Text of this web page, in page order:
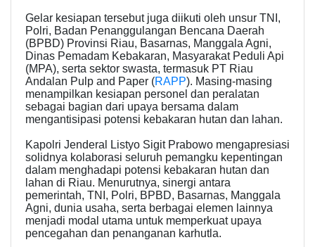
Gelar kesiapan tersebut juga diikuti oleh unsur TNI,
Polri, Badan Penanggulangan Bencana Daerah
(BPBD) Provinsi Riau, Basarnas, Manggala Agni,
Dinas Pemadam Kebakaran, Masyarakat Peduli Api
(MPA), serta sektor swasta, termasuk PT Riau
Andalan Pulp and Paper (RAPP). Masing-masing
menampilkan kesiapan personel dan peralatan
sebagai bagian dari upaya bersama dalam
mengantisipasi potensi kebakaran hutan dan lahan.
Kapolri Jenderal Listyo Sigit Prabowo mengapresiasi
solidnya kolaborasi seluruh pemangku kepentingan
dalam menghadapi potensi kebakaran hutan dan
lahan di Riau. Menurutnya, sinergi antara
pemerintah, TNI, Polri, BPBD, Basarnas, Manggala
Agni, dunia usaha, serta berbagai elemen lainnya
menjadi modal utama untuk memperkuat upaya
pencegahan dan penanganan karhutla.